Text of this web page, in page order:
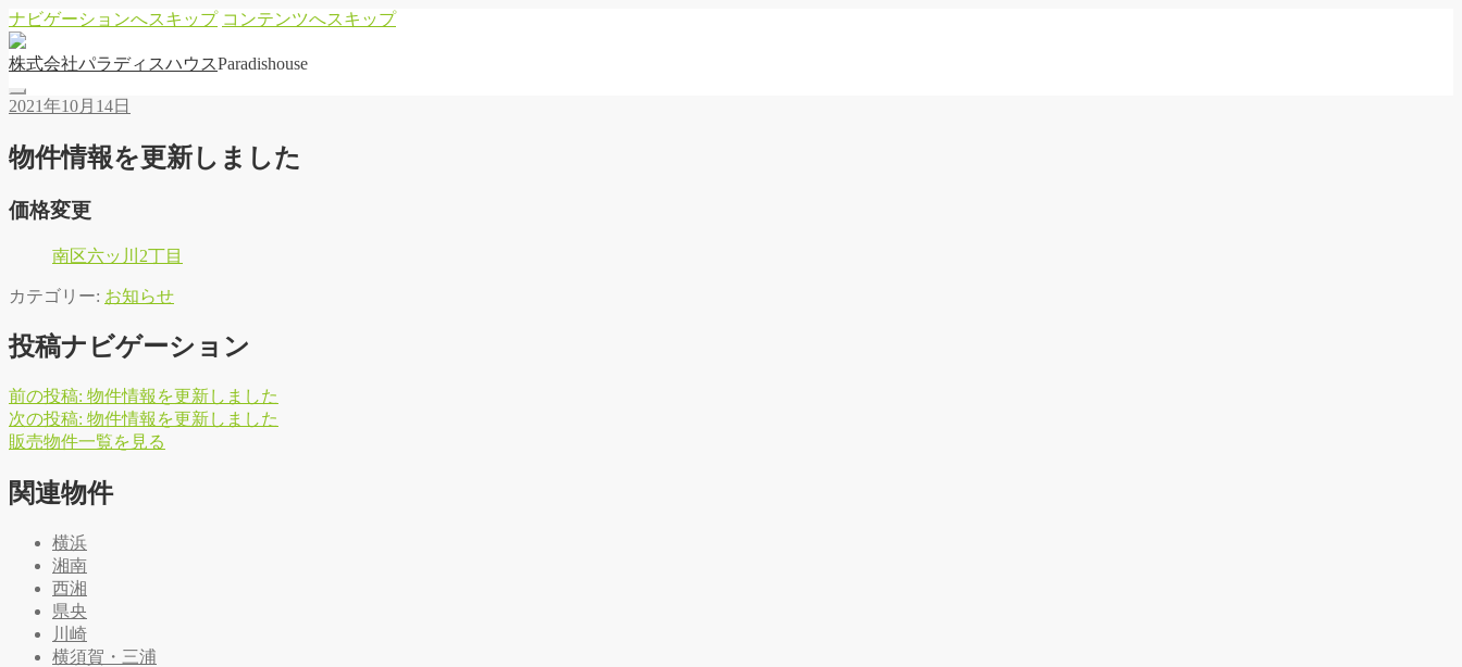
ナビゲーションへスキップ コンテンツへスキップ
株式会社パラディ スハウ スParadishouse
2021年10月14日
物件情報を更新しました
価格変更
南区六ッ川2丁目
カテゴリー: お知らせ
投稿ナビゲーション
前の投稿: 物件情報を更新しました
次の投稿: 物件情報を更新しました
販売物件一覧を 見る
関連物件
横浜
湘南
西湘
県央
川崎
横須賀・三浦